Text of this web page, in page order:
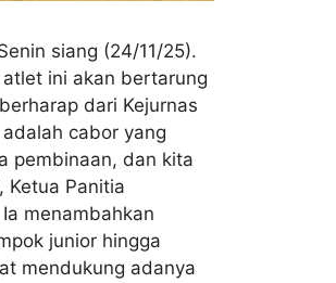
siang (24/11/25).
ini akan bertarung
dari Kejurnas
cabor yang
pembinaan, dan kita
Ketua Panitia
menambahkan
junior hingga
mendukung adanya